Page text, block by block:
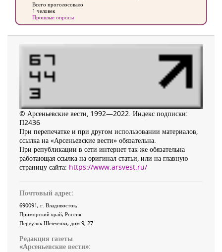
Всего проголосовало
1 человек
Прошлые опросы
© Арсеньевские вести, 1992—2022. Индекс подписки:
П2436
При перепечатке и при другом использовании материалов,
ссылка на «Арсеньевские вести» обязательна.
При републикации в сети интернет так же обязательна
работающая ссылка на оригинал статьи, или на главную
страницу сайта: https://www.arsvest.ru/
Почтовый адрес:
690091, г. Владивосток,
Приморский край, Россия
Переулок Шевченко, дом 9, 27
Редакция газеты
«Арсеньевские вести»: